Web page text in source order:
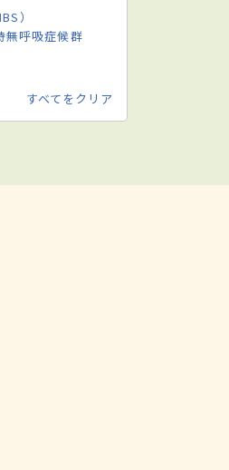
）
無呼吸症候群
すべてをクリア